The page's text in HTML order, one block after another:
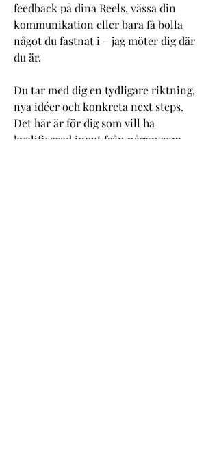
feedback på dina Reels, vässa din
kommunikation eller bara få bolla
något du fastnat i – jag möter dig där
du är.
Du tar med dig en tydligare riktning,
nya idéer och konkreta next steps.
Det här är för dig som vill ha
kvalificerad input från någon som